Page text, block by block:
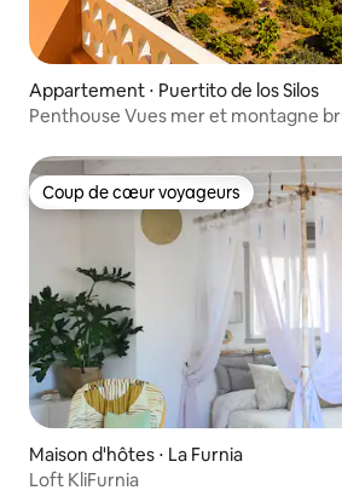
Appartement ⋅ Puertito de los Silos
Penthouse Vues mer et montagne
Coup de cœur voyageurs
Coup de cœur voyageurs
Maison d'hôtes ⋅ La Furnia
Loft KliFurnia